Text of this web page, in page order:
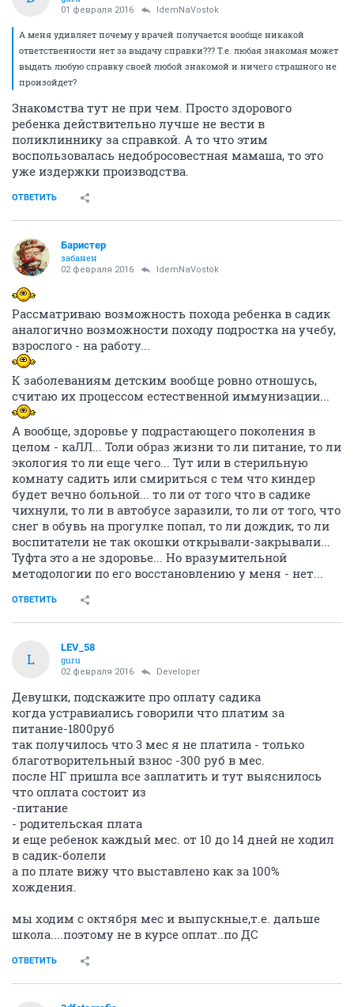
01 февраля 2016 IdemNaVostok
А меня удивляет почему у врачей получается вообще никакой
ответственности нет за выдачу справки??? Т.е. любая знакомая может
выдать любую справку своей любой знакомой и ничего страшного не
произойдет?
Знакомства тут не при чем. Просто здорового
ребенка действительно лучше не вести в
поликлиннику за справкой. А то что этим
воспользовалась недобросовестная мамаша, то это
уже издержки производства.
ОТВЕТИТЬ
Баристер
забанен
02 февраля 2016 IdemNaVostok
Рассматриваю возможность похода ребенка в садик
аналогично возможности походу подростка на учебу,
взрослого - на работу...
К заболеваниям детским вообще ровно отношусь,
считаю их процессом естественной иммунизации...
А вообще, здоровье у подрастающего поколения в
целом - каЛЛ... Толи образ жизни то ли питание, то ли
экология то ли еще чего... Тут или в стерильную
комнату садить или смириться с тем что киндер
будет вечно больной... то ли от того что в садике
чихнули, то ли в автобусе заразили, то ли от того, что
снег в обувь на прогулке попал, то ли дождик, то ли
воспитатели не так окошки открывали-закрывали...
Туфта это а не здоровье... Но вразумительной
методологии по его восстановлению у меня - нет...
ОТВЕТИТЬ
L
LEV_58
guru
02 февраля 2016 Developer
Девушки, подскажите про оплату садика
когда устравиались говорили что платим за
питание-1800руб
так получилось что 3 мес я не платила - только
благотворительный взнос -300 руб в мес.
после НГ пришла все заплатить и тут выяснилось
что оплата состоит из
-питание
- родительская плата
и еще ребенок каждый мес. от 10 до 14 дней не ходил
в садик-болели
а по плате вижу что выставлено как за 100%
хождения.
мы ходим с октября мес и выпускные,т.е. дальше
школа....поэтому не в курсе оплат..по ДС
ОТВЕТИТЬ